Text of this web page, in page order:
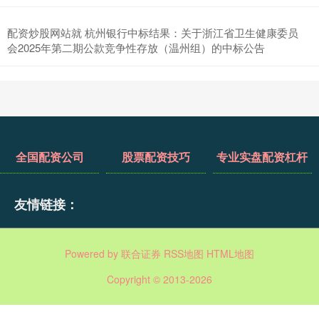
配资炒股网站就 杭州银行中标结果：关于浙江省卫生健康委员
会2025年第二期公款竞争性存放（温州组）的中标公告
全国配资公司 股票配资技巧 专业实盘配资杠杆
友情链接：
Powered by 联合证券 RSS地图 HTML地图
Copyright © 2013-2026